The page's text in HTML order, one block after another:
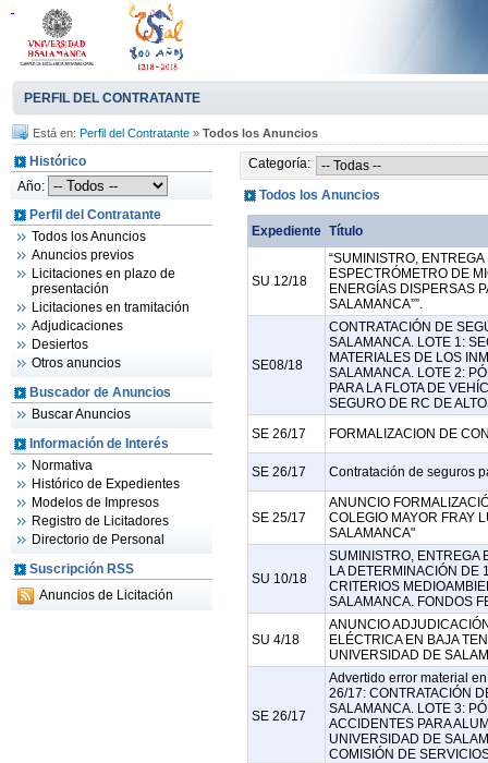
PERFIL DEL CONTRATANTE
Está en: Perfil del Contratante » Todos los Anuncios
Histórico
Año:
Perfil del Contratante
Todos los Anuncios
Anuncios previos
Licitaciones en plazo de
presentación
Licitaciones en tramitación
Adjudicaciones
Desiertos
Otros anuncios
Buscador de Anuncios
Buscar Anuncios
Información de Interés
Normativa
Histórico de Expedientes
Modelos de Impresos
Registro de Licitadores
Directorio de Personal
Suscripción RSS
Anuncios de Licitación
Categoría:
Todos los Anuncios
Expediente Título
SU 12/18
“SUMINISTRO,
ESPECTRÓMETRO DE
ENERGÍAS DISPERSAS
SALAMANCA””.
SE08/18
CONTRATACIÓN DE
SALAMANCA. LOTE 1:
MATERIALES DE LOS
SALAMANCA. LOTE 2:
PARA LA FLOTA DE
SEGURO DE RC DE
SE 26/17
FORMALIZACION DE
SE 26/17 Contratación de seguros
SE 25/17
ANUNCIO
COLEGIO MAYOR FRAY
SALAMANCA"
SU 10/18
SUMINISTRO, ENTREGA
LA DETERMINACIÓN DE
CRITERIOS
SALAMANCA. FONDOS
SU 4/18
ANUNCIO
ELÉCTRICA EN BAJA
UNIVERSIDAD DE
SE 26/17
Advertido error material
26/17: CONTRATACIÓN
SALAMANCA. LOTE 3:
ACCIDENTES PARA
UNIVERSIDAD DE
COMISIÓN DE